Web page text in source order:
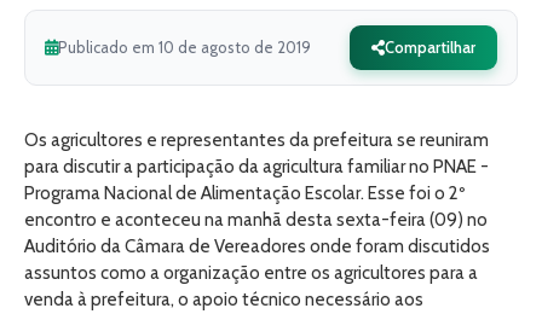
Publicado em 10 de agosto de 2019 Compartilhar
Os agricultores e representantes da prefeitura se reuniram
para discutir a participação da agricultura familiar no PNAE -
Programa Nacional de Alimentação Escolar. Esse foi o 2º
encontro e aconteceu na manhã desta sexta-feira (09) no
Auditório da Câmara de Vereadores onde foram discutidos
assuntos como a organização entre os agricultores para a
venda à prefeitura, o apoio técnico necessário aos